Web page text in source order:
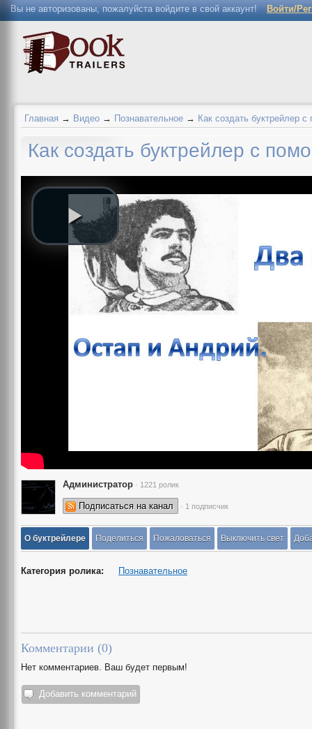
Вы не авторизованы, пожалуйста войдите в свой аккаунт! Войти/
Главная → Видео → Познавательное → Как создать буктрейлер
Как создать буктрейлер с
Администратор · 1221 ролик
Подписаться на канал · 1 подписчик
О буктрейлере Поделиться Пожаловаться Выключить свет
Категория ролика: Познавательное
Комментарии (0)
Нет комментариев. Ваш будет первым!
Добавить комментарий